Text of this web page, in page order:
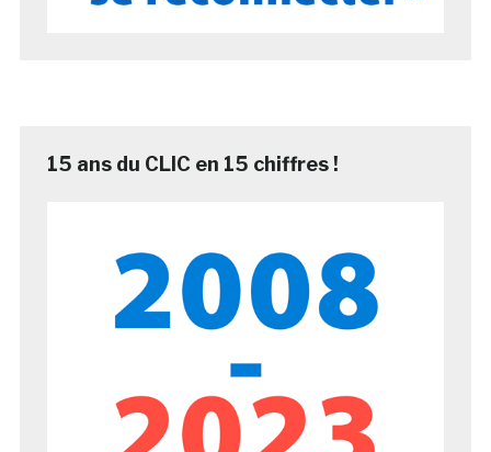
15 ans du CLIC en 15 chiffres !